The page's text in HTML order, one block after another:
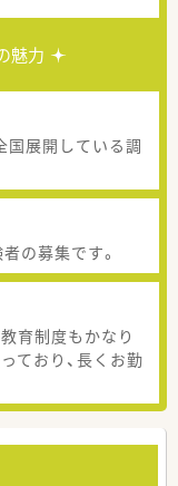
魅力
国展開している調
の募集です。
育制度もかなり
ており、長くお勤